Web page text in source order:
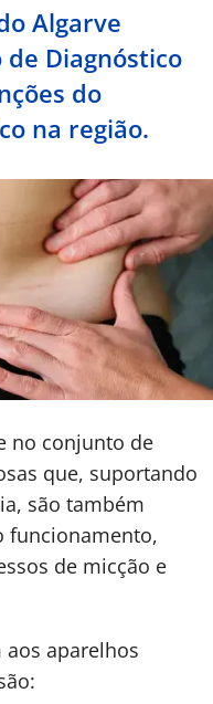
Algarve
Diagnóstico
do
na região.
no conjunto de
que, suportando
são também
funcionamento,
de micção e
aos aparelhos